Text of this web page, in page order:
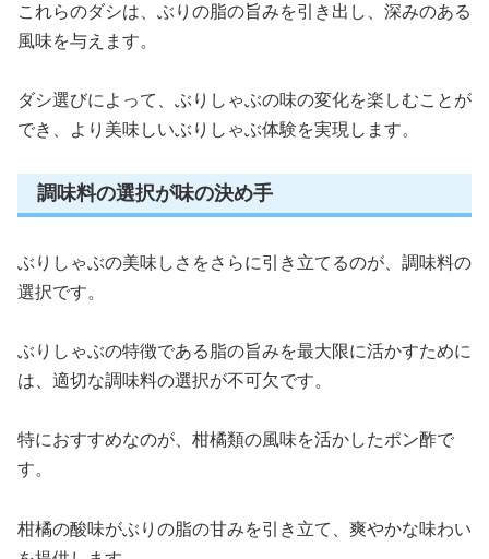
これらのダシは、ぶりの脂の旨みを引き出し、深みのある
風味を与えます。
ダシ選びによって、ぶりしゃぶの味の変化を楽しむことが
でき、より美味しいぶりしゃぶ体験を実現します。
調味料の選択が味の決め手
ぶりしゃぶの美味しさをさらに引き立てるのが、調味料の
選択です。
ぶりしゃぶの特徴である脂の旨みを最大限に活かすために
は、適切な調味料の選択が不可欠です。
特におすすめなのが、柑橘類の風味を活かしたポン酢で
す。
柑橘の酸味がぶりの脂の甘みを引き立て、爽やかな味わい